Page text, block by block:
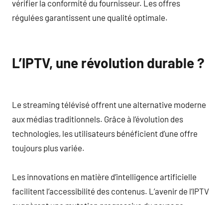
vérifier la conformité du fournisseur. Les offres
régulées garantissent une qualité optimale.
L’IPTV, une révolution durable ?
Le streaming télévisé offrent une alternative moderne
aux médias traditionnels. Grâce à l’évolution des
technologies, les utilisateurs bénéficient d’une offre
toujours plus variée.
Les innovations en matière d’intelligence artificielle
facilitent l’accessibilité des contenus. L’avenir de l’IPTV